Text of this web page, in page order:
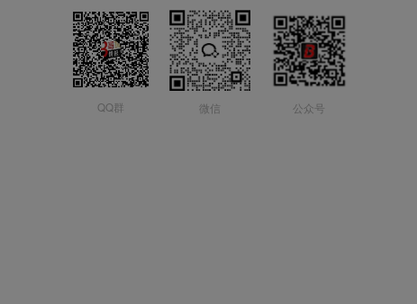
QQ群 微信 公众号